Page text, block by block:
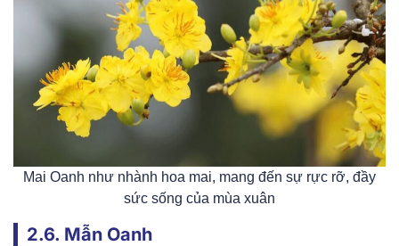
Mai Oanh như nhành hoa mai, mang đến sự rực rỡ, đầy
sức sống của mùa xuân
2.6. Mẫn Oanh